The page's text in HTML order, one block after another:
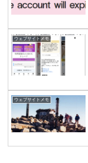
ウェブサイトメモ
ウェブサイトメモ